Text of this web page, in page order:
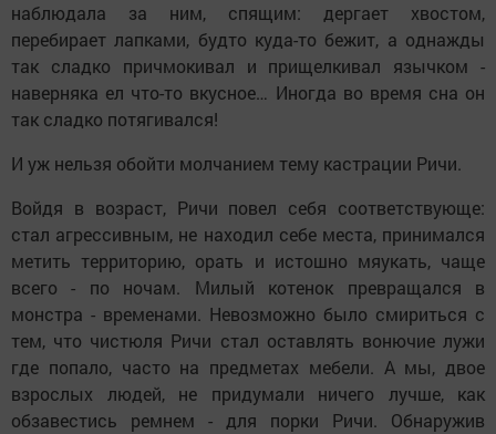
наблюдала за ним, спящим: дергает хвостом,
перебирает лапками, будто куда-то бежит, а однажды
так сладко причмокивал и прищелкивал язычком -
наверняка ел что-то вкусное… Иногда во время сна он
так сладко потягивался!
И уж нельзя обойти молчанием тему кастрации Ричи.
Войдя в возраст, Ричи повел себя соответствующе:
стал агрессивным, не находил себе места, принимался
метить территорию, орать и истошно мяукать, чаще
всего - по ночам. Милый котенок превращался в
монстра - временами. Невозможно было смириться с
тем, что чистюля Ричи стал оставлять вонючие лужи
где попало, часто на предметах мебели. А мы, двое
взрослых людей, не придумали ничего лучше, как
обзавестись ремнем - для порки Ричи. Обнаружив